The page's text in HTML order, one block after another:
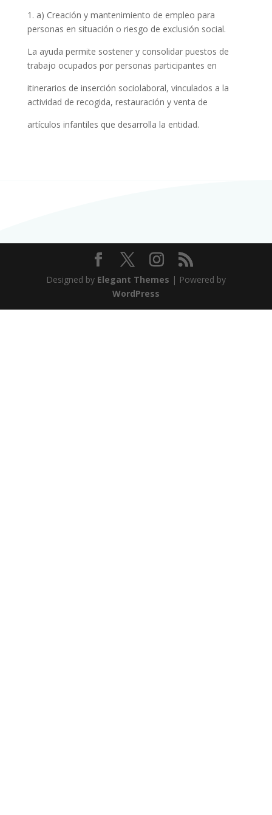
1. a) Creación y mantenimiento de empleo para
personas en situación o riesgo de exclusión social.
La ayuda permite sostener y consolidar puestos de
trabajo ocupados por personas participantes en
itinerarios de inserción sociolaboral, vinculados a la
actividad de recogida, restauración y venta de
artículos infantiles que desarrolla la entidad.
Designed by Elegant Themes | Powered by
WordPress